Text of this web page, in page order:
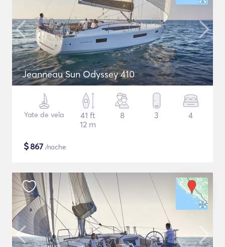
Jeanneau Sun Odyssey 410
Yate de vela
41 ft
12 m
8 3 4
$867 /noche